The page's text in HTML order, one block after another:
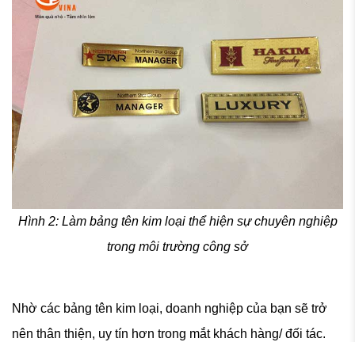
Hình 2: Làm bảng tên kim loại thể hiện sự chuyên nghiệp
trong môi trường công sở
Nhờ các bảng tên kim loại, doanh nghiệp của bạn sẽ trở
nên thân thiện, uy tín hơn trong mắt khách hàng/ đối tác.